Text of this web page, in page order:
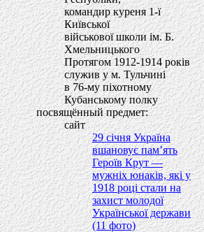
командир куреня 1-ї
Київської
вiйськової школи iм. Б.
Хмельницького
Протягом 1912-1914 рокiв
служив у м. Тульчинi
в 76-му пiхотному
Кубанському полку
посвящённый предмет:
сайт
29 січня Україна
вшановує пам’ять
Героїв Крут —
мужніх юнаків, які у
1918 році стали на
захист молодої
Української держави
(11 фото)